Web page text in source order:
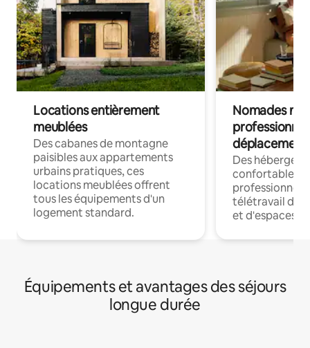
Locations entièrement
meublées
Des cabanes de montagne
paisibles aux appartements
urbains pratiques, ces
locations meublées offrent
tous les équipements d'un
logement standard.
Nomades
déplacement
Des
confortables
professionnels
télétravail
et d'espaces
Équipements et avantages des séjours
longue durée